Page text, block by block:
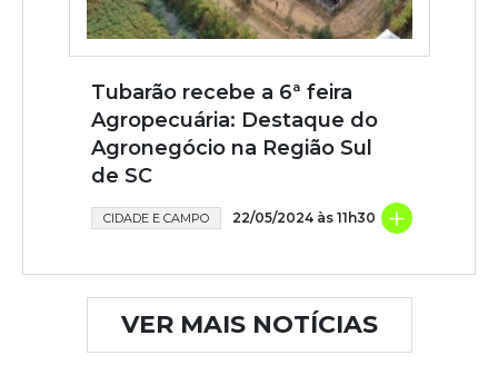
Tubarão recebe a 6ª feira
Agropecuária: Destaque do
Agronegócio na Região Sul
de SC
CIDADE E CAMPO 22/05/2024 às 11h30 +
VER MAIS NOTÍCIAS